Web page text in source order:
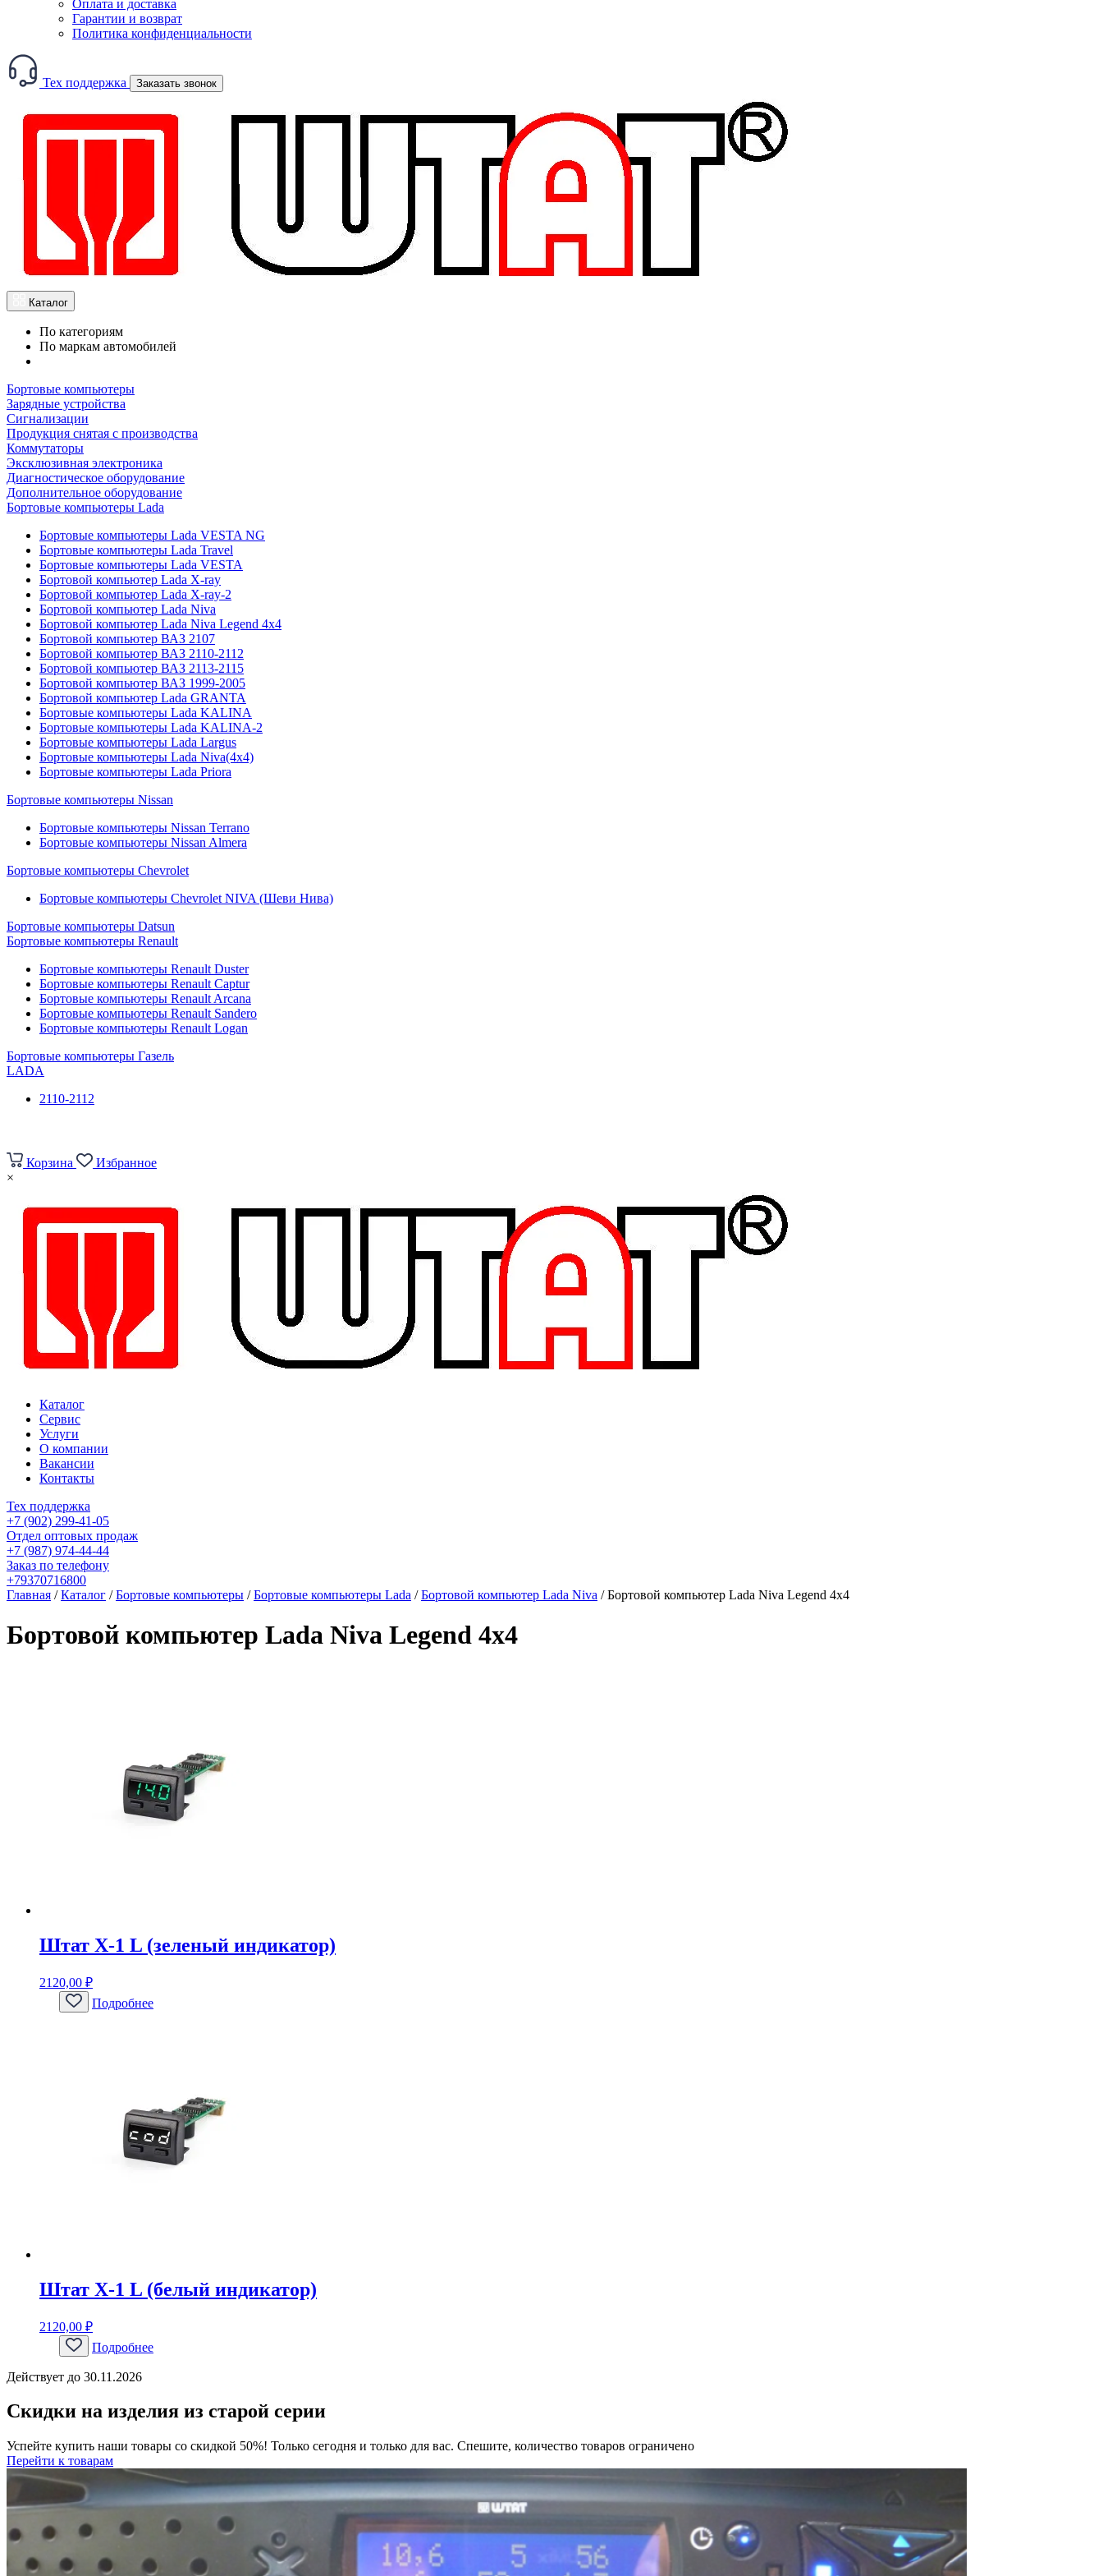
Оплата и доставка
Гарантии и возврат
Политика конфиденциальности
Тех поддержка Заказать звонок
Каталог
По категориям
По маркам автомобилей
Бортовые компьютеры
Зарядные устройства
Сигнализации
Продукция снятая с производства
Коммутаторы
Эксклюзивная электроника
Диагностическое оборудование
Дополнительное оборудование
Бортовые компьютеры Lada
Бортовые компьютеры Lada VESTA NG
Бортовые компьютеры Lada Travel
Бортовые компьютеры Lada VESTA
Бортовой компьютер Lada X-ray
Бортовой компьютер Lada X-ray-2
Бортовой компьютер Lada Niva
Бортовой компьютер Lada Niva Legend 4х4
Бортовой компьютер ВАЗ 2107
Бортовой компьютер ВАЗ 2110-2112
Бортовой компьютер ВАЗ 2113-2115
Бортовой компьютер ВАЗ 1999-2005
Бортовой компьютер Lada GRANTA
Бортовые компьютеры Lada KALINA
Бортовые компьютеры Lada KALINA-2
Бортовые компьютеры Lada Largus
Бортовые компьютеры Lada Niva(4x4)
Бортовые компьютеры Lada Priora
Бортовые компьютеры Nissan
Бортовые компьютеры Nissan Terrano
Бортовые компьютеры Nissan Almera
Бортовые компьютеры Chevrolet
Бортовые компьютеры Chevrolet NIVA (Шеви Нива)
Бортовые компьютеры Datsun
Бортовые компьютеры Renault
Бортовые компьютеры Renault Duster
Бортовые компьютеры Renault Captur
Бортовые компьютеры Renault Arcana
Бортовые компьютеры Renault Sandero
Бортовые компьютеры Renault Logan
Бортовые компьютеры Газель
LADA
2110-2112
Корзина
Избранное
×
Каталог
Сервис
Услуги
О компании
Вакансии
Контакты
Тех поддержка
+7 (902) 299-41-05
Отдел оптовых продаж
+7 (987) 974-44-44
Заказ по телефону
+79370716800
Главная /Каталог /Бортовые компьютеры /Бортовые компьютеры Lada /Бортовой компьютер Lada Niva /Бортовой компьютер Lada Niva Legend 4х4
Бортовой компьютер Lada Niva Legend 4х4
Штат Х-1 L (зеленый индикатор)
2120,00 ₽
Подробнее
Штат Х-1 L (белый индикатор)
2120,00 ₽
Подробнее
Действует до 30.11.2026
Скидки на изделия из старой серии
Успейте купить наши товары со скидкой 50%! Только сегодня и только для вас. Спешите, количество товаров ограничено
Перейти к товарам